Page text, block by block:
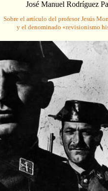
José Manuel Rodríguez
Sobre el artículo del profesor Jesús
y el denominado «revisionismo